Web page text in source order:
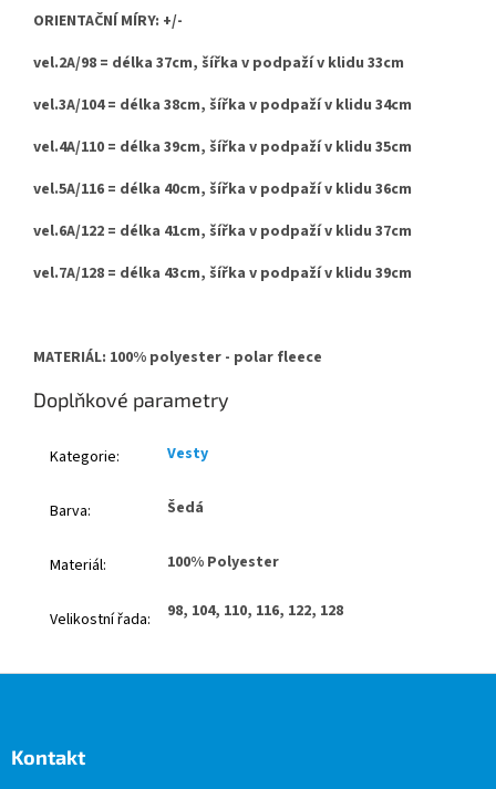
ORIENTAČNÍ MÍRY: +/-
vel.2A/98 = délka 37cm, šířka v podpaží v klidu 33cm
vel.3A/104 = délka 38cm, šířka v podpaží v klidu 34cm
vel.4A/110 = délka 39cm, šířka v podpaží v klidu 35cm
vel.5A/116 = délka 40cm, šířka v podpaží v klidu 36cm
vel.6A/122 = délka 41cm, šířka v podpaží v klidu 37cm
vel.7A/128 = délka 43cm, šířka v podpaží v klidu 39cm
MATERIÁL: 100% polyester - polar fleece
Doplňkové parametry
Kategorie: Vesty
Barva: Šedá
Materiál: 100% Polyester
Velikostní řada: 98, 104, 110, 116, 122, 128
Kontakt